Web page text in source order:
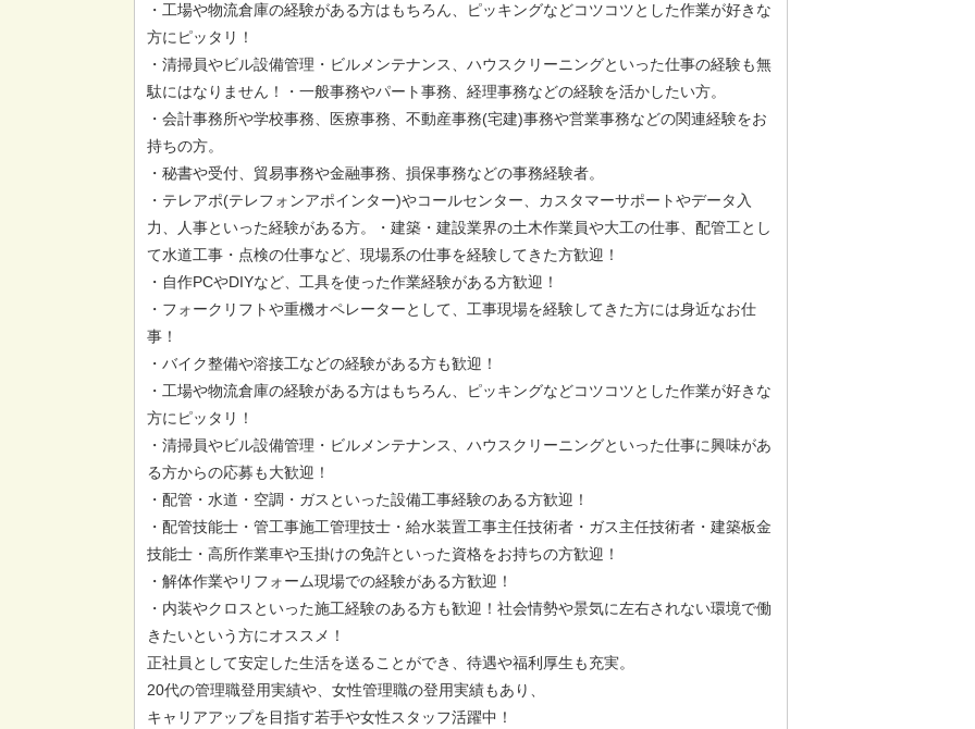
・工場や物流倉庫の経験がある方はもちろん、ピッキングなどコツコツとした作業が好きな
方にピッタリ！
・清掃員やビル設備管理・ビルメンテナンス、ハウスクリーニングといった仕事の経験も無
駄にはなりません！・一般事務やパート事務、経理事務などの経験を活かしたい方。
・会計事務所や学校事務、医療事務、不動産事務(宅建)事務や営業事務などの関連経験をお
持ちの方。
・秘書や受付、貿易事務や金融事務、損保事務などの事務経験者。
・テレアポ(テレフォンアポインター)やコールセンター、カスタマーサポートやデータ入
力、人事といった経験がある方。・建築・建設業界の土木作業員や大工の仕事、配管工とし
て水道工事・点検の仕事など、現場系の仕事を経験してきた方歓迎！
・自作PCやDIYなど、工具を使った作業経験がある方歓迎！
・フォークリフトや重機オペレーターとして、工事現場を経験してきた方には身近なお仕
事！
・バイク整備や溶接工などの経験がある方も歓迎！
・工場や物流倉庫の経験がある方はもちろん、ピッキングなどコツコツとした作業が好きな
方にピッタリ！
・清掃員やビル設備管理・ビルメンテナンス、ハウスクリーニングといった仕事に興味があ
る方からの応募も大歓迎！
・配管・水道・空調・ガスといった設備工事経験のある方歓迎！
・配管技能士・管工事施工管理技士・給水装置工事主任技術者・ガス主任技術者・建築板金
技能士・高所作業車や玉掛けの免許といった資格をお持ちの方歓迎！
・解体作業やリフォーム現場での経験がある方歓迎！
・内装やクロスといった施工経験のある方も歓迎！社会情勢や景気に左右されない環境で働
きたいという方にオススメ！
正社員として安定した生活を送ることができ、待遇や福利厚生も充実。
20代の管理職登用実績や、女性管理職の登用実績もあり、
キャリアアップを目指す若手や女性スタッフ活躍中！